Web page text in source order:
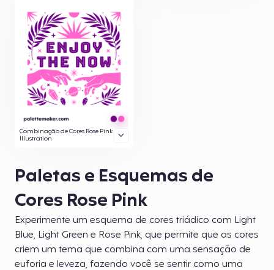
Combinação de Cores Rose Pink
Illustration
Paletas e Esquemas de
Cores Rose Pink
Experimente um esquema de cores triádico com Light
Blue, Light Green e Rose Pink, que permite que as cores
criem um tema que combina com uma sensação de
euforia e leveza, fazendo você se sentir como uma